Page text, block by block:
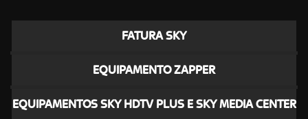
FATURA SKY
EQUIPAMENTO ZAPPER
EQUIPAMENTOS SKY HDTV PLUS E SKY MEDIA CENTER